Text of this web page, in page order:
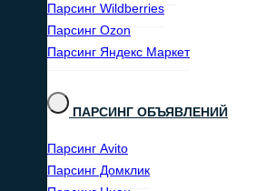
Парсинг Wildberries
Парсинг Ozon
Парсинг Яндекс Маркет
ПАРСИНГ ОБЪЯВЛЕНИЙ
Парсинг Avito
Парсинг Домклик